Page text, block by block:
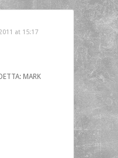
at 15:17
MARK